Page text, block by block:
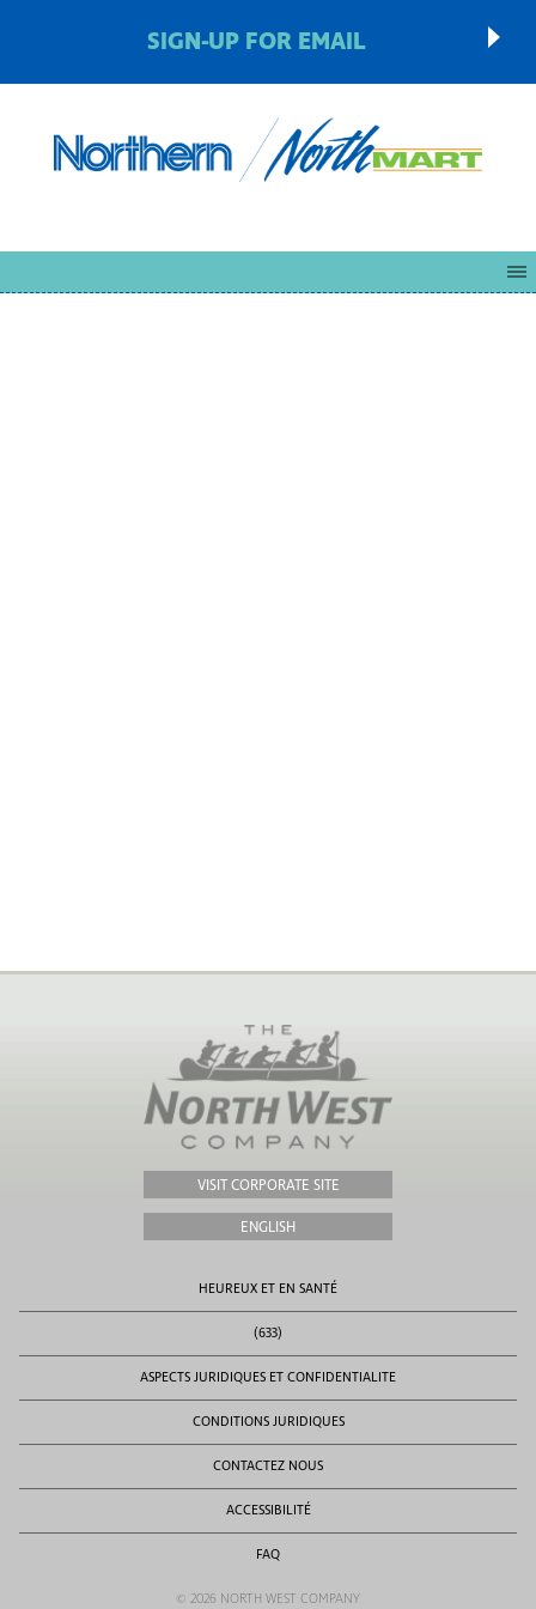
SIGN-UP FOR EMAIL
VISIT CORPORATE SITE
ENGLISH
HEUREUX ET EN SANTÉ
(633)
ASPECTS JURIDIQUES ET CONFIDENTIALITE
CONDITIONS JURIDIQUES
CONTACTEZ NOUS
ACCESSIBILITÉ
FAQ
© 2026 NORTH WEST COMPANY